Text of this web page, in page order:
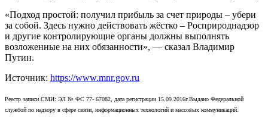
«Подход простой: получил прибыль за счет природы – убери
за собой. Здесь нужно действовать жёстко – Росприроднадзор
и другие контролирующие органы должны выполнять
возложенные на них обязанности», — сказал Владимир
Путин.
Источник: https://www.mnr.gov.ru
Реестр записи СМИ: ЭЛ № ФС 77- 67082, дата регистрации 15.09.2016г.Выдано Федеральной
службой по надзору в сфере связи, информационных технологий и массовых коммуникаций.